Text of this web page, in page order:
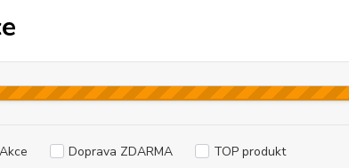
Akce Doprava ZDARMA TOP produkt